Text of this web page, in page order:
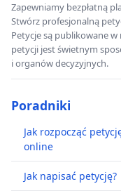
Zapewniamy bezpłatną
Stwórz profesjonalną
Petycje są publikowane
petycji jest świetnym
i organów decyzyjnych.
Poradniki
Jak rozpocząć
online
Jak napisać petycję?